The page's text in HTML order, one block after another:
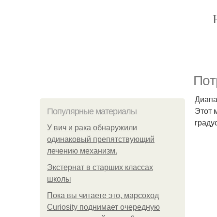
Популярные материалы
У вич и рака обнаружили
одинаковый препятствующий
лечению механизм.
Экстернат в старших классах
школы
Пока вы читаете это, марсоход
Curiosity поднимает очередную
Этот